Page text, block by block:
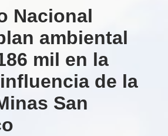
Nacional
ambiental
mil en la
de la
San